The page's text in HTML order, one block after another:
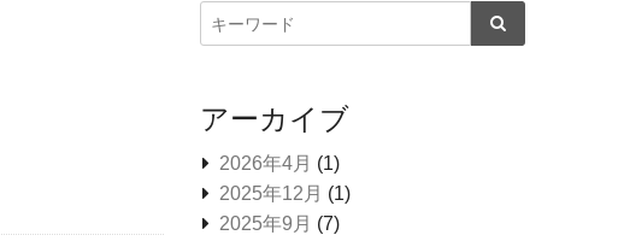
アーカイブ
2026年4月 (1)
2025年12月 (1)
2025年9月 (7)